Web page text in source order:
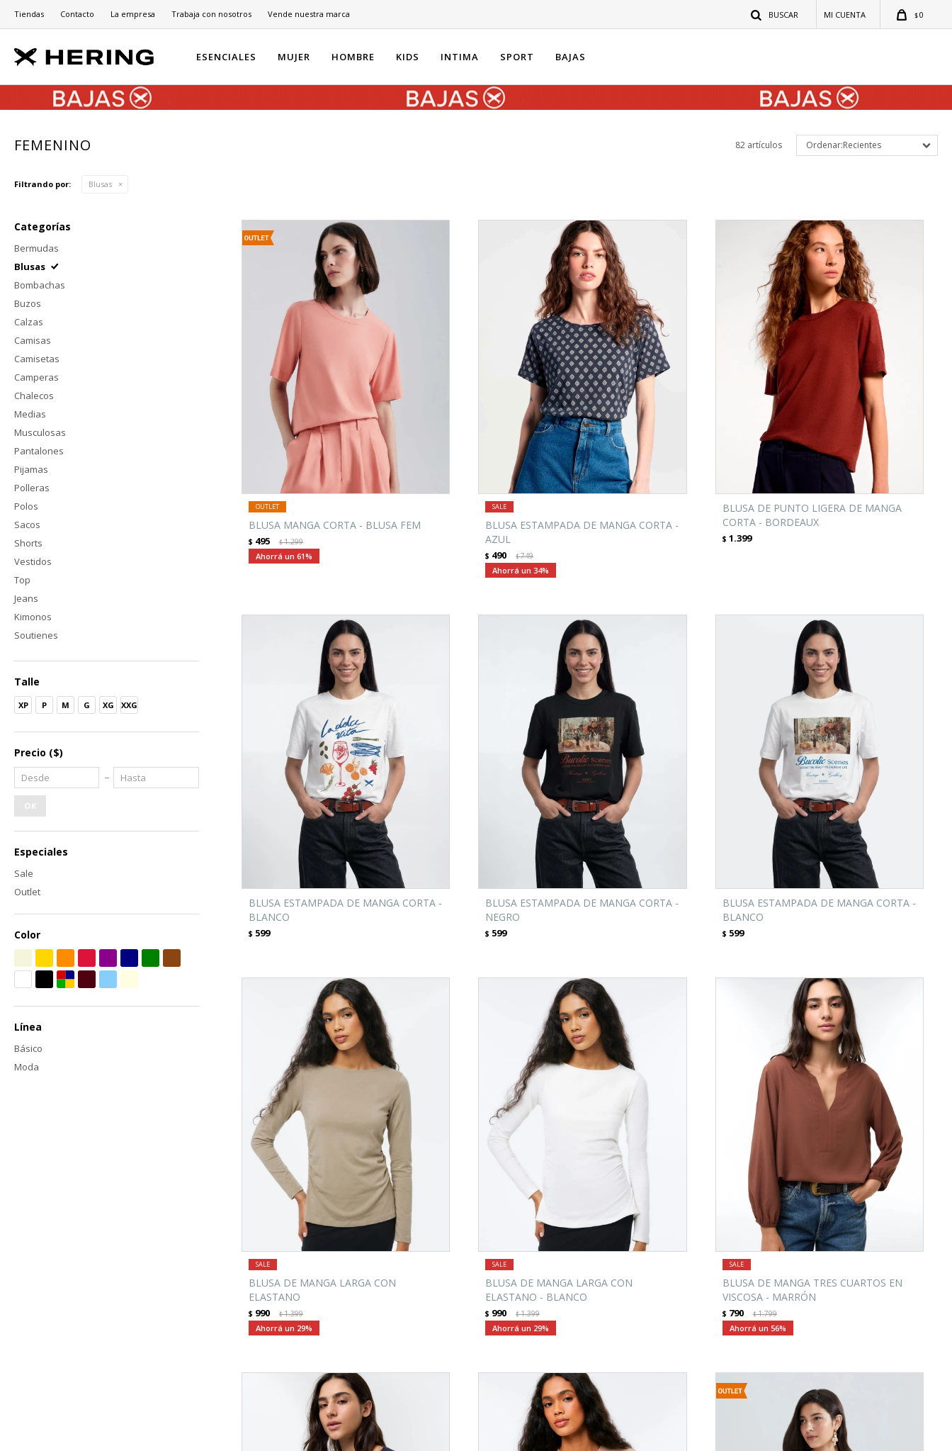
ESENCIALES MUJER HOMBRE KIDS INTIMA SPORT BAJAS
$0
Tiendas Contacto La empresa Trabaja con nosotros Vende nuestra marca
FEMENINO 82 artículos Recientes
Filtrando por: Blusas
BLUSA MANGA CORTA - BLUSA FEM
$ 495 $1.299
61
BLUSA ESTAMPADA DE MANGA CORTA -
AZUL
$ 490 $749
34
BLUSA DE PUNTO LIGERA DE MANGA
CORTA - BORDEAUX
$ 1.399
BLUSA ESTAMPADA DE MANGA CORTA -
BLANCO
$ 599
BLUSA ESTAMPADA DE MANGA CORTA -
NEGRO
$ 599
BLUSA ESTAMPADA DE MANGA CORTA -
BLANCO
$ 599
BLUSA DE MANGA LARGA CON
ELASTANO
$ 990 $1.399
29
BLUSA DE MANGA LARGA CON
ELASTANO - BLANCO
$ 990 $1.399
29
BLUSA DE MANGA TRES CUARTOS EN
VISCOSA - MARRÓN
$ 790 $1.799
56
Categorías
Bermudas
Blusas
Bombachas
Buzos
Calzas
Camisas
Camisetas
Camperas
Chalecos
Medias
Musculosas
Pantalones
Pijamas
Polleras
Polos
Sacos
Shorts
Vestidos
Top
Jeans
Kimonos
Soutienes
Talle
XP P M G XG XXG
Precio ($)
OK
Especiales
Sale
Outlet
Color
Línea
Básico
Moda